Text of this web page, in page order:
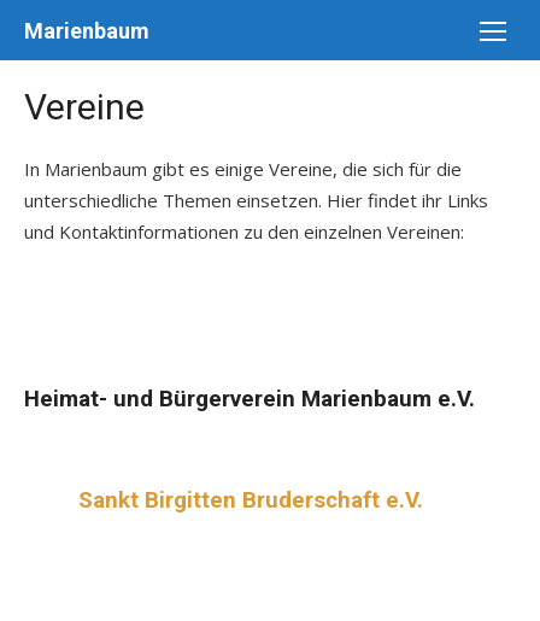
Marienbaum
Vereine
In Marienbaum gibt es einige Vereine, die sich für die
unterschiedliche Themen einsetzen. Hier findet ihr Links
und Kontaktinformationen zu den einzelnen Vereinen:
Heimat- und Bürgerverein Marienbaum e.V.
Sankt Birgitten Bruderschaft e.V.